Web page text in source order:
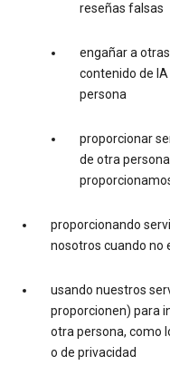
reseñas falsas
engañar a
contenido de
persona
proporcionar
de otra
proporcionando
nosotros cuando no
usando nuestros
proporcionen) para
otra persona, como
o de privacidad